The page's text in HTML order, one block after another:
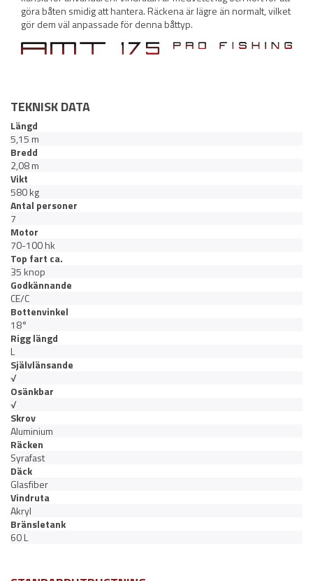
göra båten smidig att hantera. Räckena är lägre än normalt, vilket
gör dem väl anpassade för denna båttyp.
TEKNISK DATA
Längd
5,15 m
Bredd
2,08 m
Vikt
580 kg
Antal personer
7
Motor
70-100 hk
Top fart ca.
35 knop
Godkännande
CE/C
Bottenvinkel
18°
Rigg längd
L
Självlänsande
√
Osänkbar
√
Skrov
Aluminium
Räcken
Syrafast
Däck
Glasfiber
Vindruta
Akryl
Bränsletank
60 L